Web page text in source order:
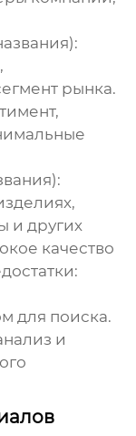
рынка.
и других
качество
для поиска.
и